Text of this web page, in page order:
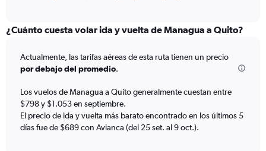
categories.
12
categories.
The
has
1
Y
axis
¿Cuánto cuesta volar ida y vuelta de Managua a Quito?
Actualmente, las tarifas aéreas de esta ruta tienen un precio
por debajo del promedio.
Los vuelos de Managua a Quito generalmente cuestan entre
$798 y $1.053 en septiembre.
El precio de ida y vuelta más barato encontrado en los últimos 5
días fue de $689 con Avianca (del 25 set. al 9 oct.).